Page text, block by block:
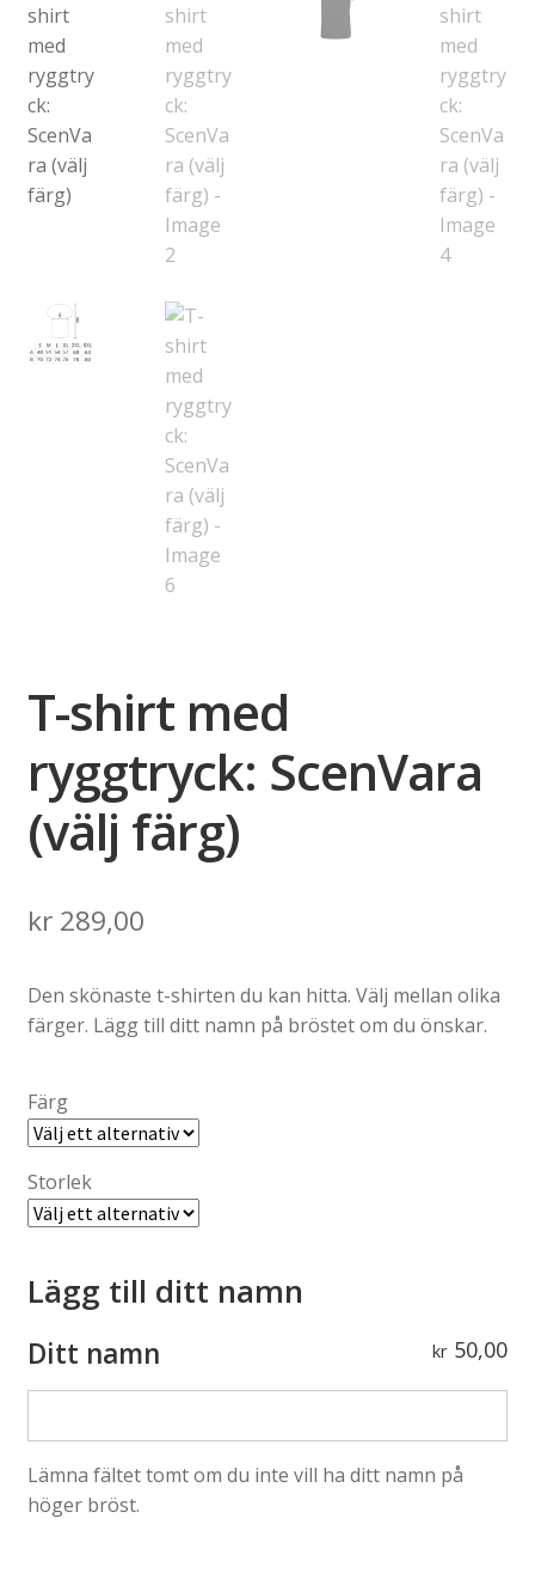
T-shirt med
ryggtryck: ScenVara
(välj färg)
kr289,00
Den skönaste t-shirten du kan hitta. Välj mellan olika
färger. Lägg till ditt namn på bröstet om du önskar.
Färg
Storlek
Lägg till ditt namn
Ditt namn kr 50,00
Lämna fältet tomt om du inte vill ha ditt namn på
höger bröst.